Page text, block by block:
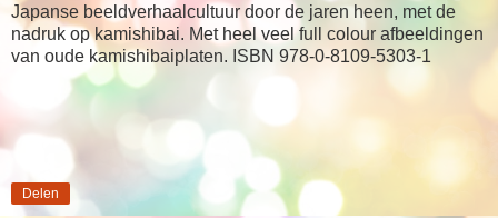
Japanse beeldverhaalcultuur door de jaren heen, met de
nadruk op kamishibai. Met heel veel full colour afbeeldingen
van oude kamishibaiplaten. ISBN 978-0-8109-5303-1
Delen